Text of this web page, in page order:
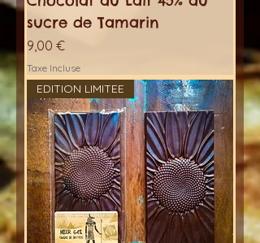
sucre de Tamarin
Prix
9,00 €
Taxe Incluse
EDITION LIMITEE